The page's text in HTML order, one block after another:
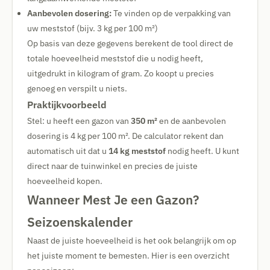
Aanbevolen dosering:Te vinden op de verpakking van
uw meststof (bijv. 3 kg per 100 m²)
Op basis van deze gegevens berekent de tool direct de
totale hoeveelheid meststof die u nodig heeft,
uitgedrukt in kilogram of gram. Zo koopt u precies
genoeg en verspilt u niets.
Praktijkvoorbeeld
Stel: u heeft een gazon van 350 m²en de aanbevolen
dosering is 4 kg per 100 m². De calculator rekent dan
automatisch uit dat u 14 kg meststof nodig heeft. U kunt
direct naar de tuinwinkel en precies de juiste
hoeveelheid kopen.
Wanneer Mest Je een Gazon?
Seizoenskalender
Naast de juiste hoeveelheid is het ook belangrijk om op
het juiste moment te bemesten. Hier is een overzicht